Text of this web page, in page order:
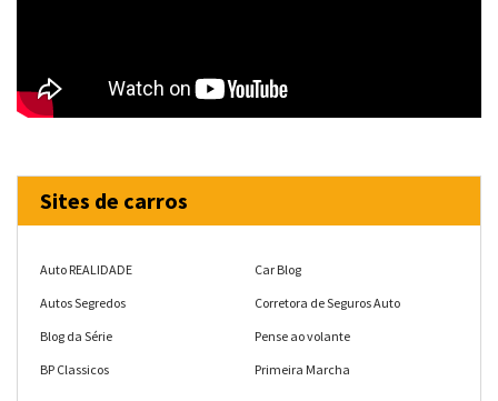
Sites de carros
Auto REALIDADE
Autos Segredos
Blog da Série
BP Classicos
Car Blog
Corretora de Seguros Auto
Pense ao volante
Primeira Marcha